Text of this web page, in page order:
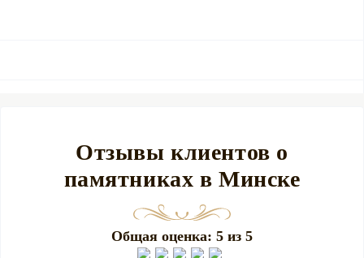
Отзывы клиентов о
памятниках в Минске
Общая оценка: 5 из 5